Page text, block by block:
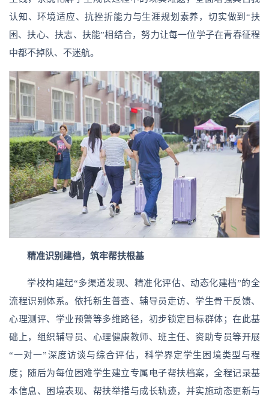
认知、环境适应、抗挫折能力与生涯规划素养，切实做到“扶
困、扶心、扶志、扶能”相结合，努力让每一位学子在青春征程
中都不掉队、不迷航。
精准识别建档，筑牢帮扶根基
学校构建起“多渠道发现、精准化评估、动态化建档”的全
流程识别体系。依托新生普查、辅导员走访、学生骨干反馈、
心理测评、学业预警等多维路径，初步锁定目标群体；在此基
础上，组织辅导员、心理健康教师、班主任、资助专员等开展
“一对一”深度访谈与综合评估，科学界定学生困境类型与程
度；随后为每位困难学生建立专属电子帮扶档案，全程记录基
本信息、困境表现、帮扶举措与成长轨迹，并实施动态更新与